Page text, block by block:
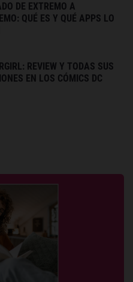
DE EXTREMO A
QUÉ ES Y QUÉ APPS LO
REVIEW Y TODAS SUS
EN LOS CÓMICS DC